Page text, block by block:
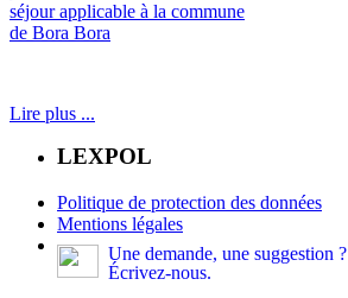
séjour applicable à la commune
de Bora Bora
Lire plus ...
LEXPOL
Politique de protection des données
Mentions légales
Une demande, une suggestion ?
Écrivez-nous.